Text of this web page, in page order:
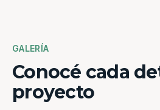
GALERÍA
Conocé cada
proyecto